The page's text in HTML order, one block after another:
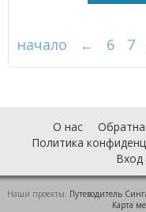
начало
← 6 7
О нас
Политика
Вход
Наши проекты: Путеводитель
Карта